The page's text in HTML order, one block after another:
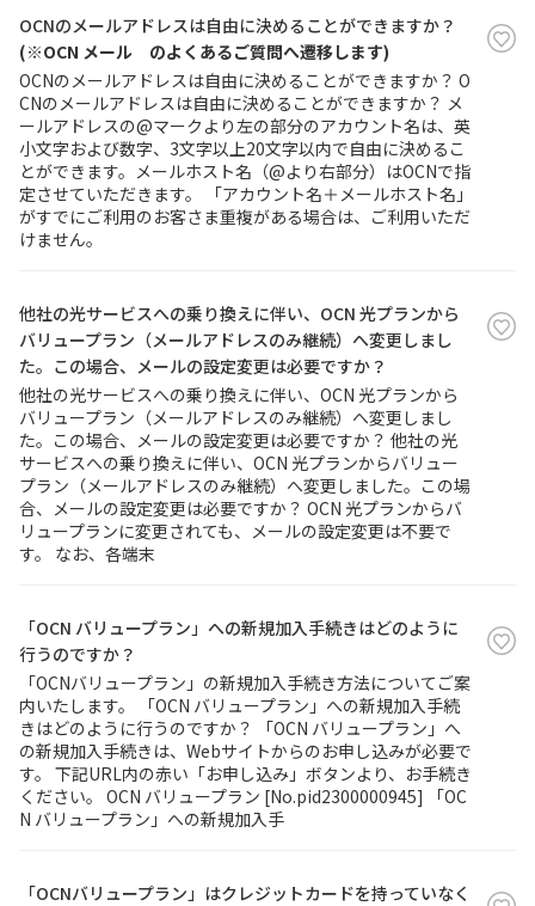
OCNのメールアドレスは自由に決めることができますか？
(※OCN メール のよくあるご質問へ遷移します)
OCNのメールアドレスは自由に決めることができますか？ O
CNのメールアドレスは自由に決めることができますか？ メ
ールアドレスの@マークより左の部分のアカウント名は、英
小文字および数字、3文字以上20文字以内で自由に決めるこ
とができます。メールホスト名（@より右部分）はOCNで指
定させていただきます。 「アカウント名＋メールホスト名」
がすでにご利用のお客さま重複がある場合は、ご利用いただ
けません。
他社の光サービスへの乗り換えに伴い、OCN 光プランから
バリュープラン（メールアドレスのみ継続）へ変更しまし
た。この場合、メールの設定変更は必要ですか？
他社の光サービスへの乗り換えに伴い、OCN 光プランから
バリュープラン（メールアドレスのみ継続）へ変更しまし
た。この場合、メールの設定変更は必要ですか？ 他社の光
サービスへの乗り換えに伴い、OCN 光プランからバリュー
プラン（メールアドレスのみ継続）へ変更しました。この場
合、メールの設定変更は必要ですか？ OCN 光プランからバ
リュープランに変更されても、メールの設定変更は不要で
す。 なお、各端末
「OCN バリュープラン」への新規加入手続きはどのように
行うのですか？
「OCNバリュープラン」の新規加入手続き方法についてご案
内いたします。 「OCN バリュープラン」への新規加入手続
きはどのように行うのですか？ 「OCN バリュープラン」へ
の新規加入手続きは、Webサイトからのお申し込みが必要で
す。 下記URL内の赤い「お申し込み」ボタンより、お手続き
ください。 OCN バリュープラン [No.pid2300000945] 「OC
N バリュープラン」への新規加入手
「OCNバリュープラン」はクレジットカードを持っていなく